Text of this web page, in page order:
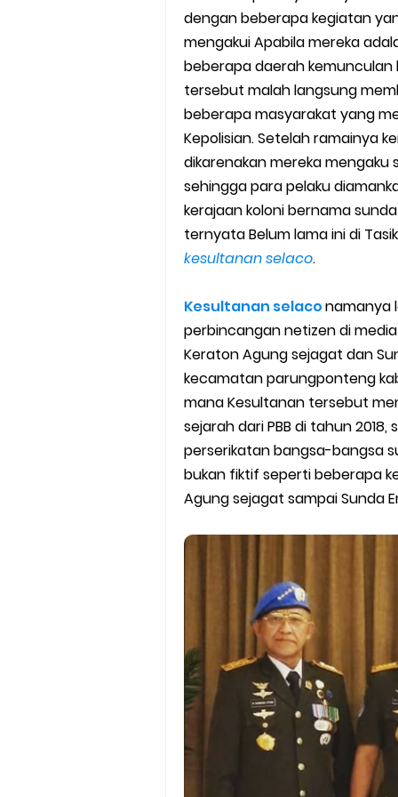
Cara Mudah Melihat Nomor
7 Cara Mudah Top Up Grab
5 Versi Map Paling Gacor
Penyebab dan Cara
Cara Menghitung
Cara Menggunakan Paket
5 Biaya Potongan Shopee
10 Cara Jitu Autobid Untuk
Batas Saldo Untuk Akun
Cara Mudah Melihat QR dan
Enroute Drop: Arti dan
Cara Transfer Gopay ke
Cara Menghubungi CS
Cara Mengatasi Aplikasi
DNS Server Gojek Driver
dengan beberapa kegiatan
mengakui Apabila mereka
beberapa daerah kemunculan
tersebut malah langsung
beberapa masyarakat yang
Kepolisian. Setelah ramainya
dikarenakan mereka
sehingga para pelaku
kerajaan koloni bernama
ternyata Belum lama ini di
kesultanan selaco.
Kesultanan selaconamanya
perbincangan netizen di
Keraton Agung sejagat dan
kecamatan parungponteng
mana Kesultanan tersebut
sejarah dari PBB di tahun
perserikatan bangsa-bangsa
bukan fiktif seperti beberapa
Agung sejagat sampai Sunda